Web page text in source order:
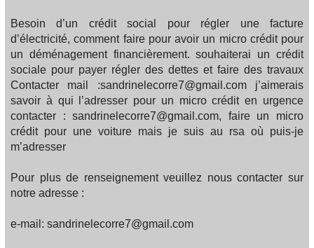
Besoin d’un crédit social pour régler une facture
d’électricité, comment faire pour avoir un micro crédit pour
un déménagement financièrement. souhaiterai un crédit
sociale pour payer régler des dettes et faire des travaux
Contacter mail :sandrinelecorre7@gmail.com j’aimerais
savoir à qui l’adresser pour un micro crédit en urgence
contacter : sandrinelecorre7@gmail.com, faire un micro
crédit pour une voiture mais je suis au rsa où puis-je
m’adresser
Pour plus de renseignement veuillez nous contacter sur
notre adresse :
e-mail: sandrinelecorre7@gmail.com